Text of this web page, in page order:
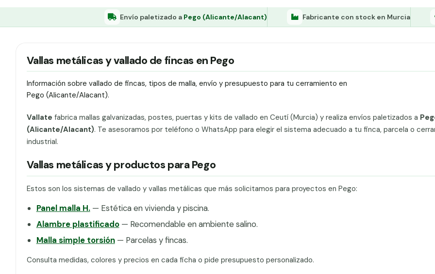
Envío paletizado a Pego (Alicante/Alacant) Fabricante con stock en Murcia
Vallas metálicas y vallado de fincas en Pego
Información sobre vallado de fincas, tipos de malla, envío y presupuesto para tu cerramiento en
Pego (Alicante/Alacant).
Vallate fabrica mallas galvanizadas, postes, puertas y kits de vallado en Ceutí (Murcia) y realiza envíos paletizados a
(Alicante/Alacant). Te asesoramos por teléfono o WhatsApp para elegir el sistema adecuado a tu finca, parcela o
industrial.
Vallas metálicas y productos para Pego
Estos son los sistemas de vallado y vallas metálicas que más solicitamos para proyectos en Pego:
Panel malla H.— Estética en vivienda y piscina.
Alambre plastificado— Recomendable en ambiente salino.
Malla simple torsión— Parcelas y fincas.
Consulta medidas, colores y precios en cada ficha o pide presupuesto personalizado.